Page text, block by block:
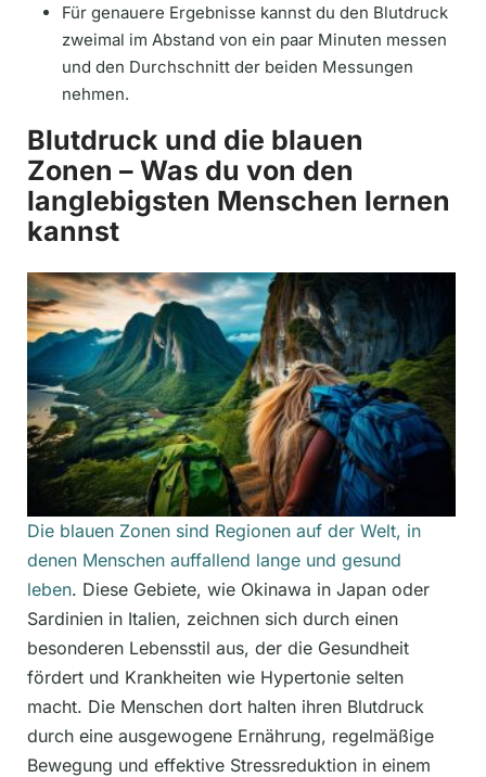
Für genauere Ergebnisse kannst du den Blutdruck
zweimal im Abstand von ein paar Minuten messen
und den Durchschnitt der beiden Messungen
nehmen.
Blutdruck und die blauen
Zonen – Was du von den
langlebigsten Menschen lernen
kannst
Die blauen Zonen sind Regionen auf der Welt, in
denen Menschen auffallend lange und gesund
leben. Diese Gebiete, wie Okinawa in Japan oder
Sardinien in Italien, zeichnen sich durch einen
besonderen Lebensstil aus, der die Gesundheit
fördert und Krankheiten wie Hypertonie selten
macht. Die Menschen dort halten ihren Blutdruck
durch eine ausgewogene Ernährung, regelmäßige
Bewegung und effektive Stressreduktion in einem